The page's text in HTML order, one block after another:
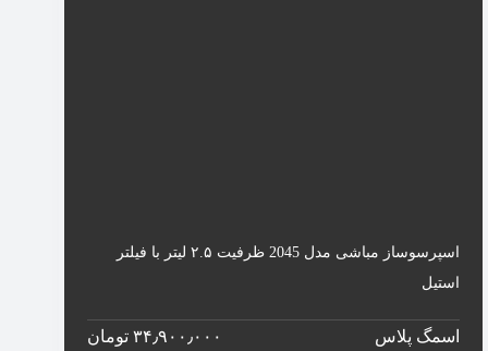
اسپرسوساز مباشی مدل 2045 ظرفیت ۲.۵ لیتر با فیلتر
استیل
اسمگ پلاس
۳۴٫۹۰۰٫۰۰۰ تومان